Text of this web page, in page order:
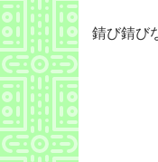
錆び錆び